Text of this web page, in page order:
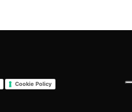
Cookie Policy